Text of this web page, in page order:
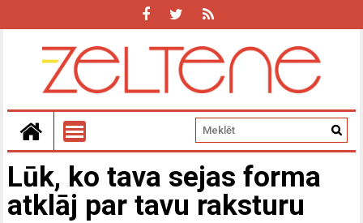
Lūk, ko tava sejas forma
atklāj par tavu raksturu